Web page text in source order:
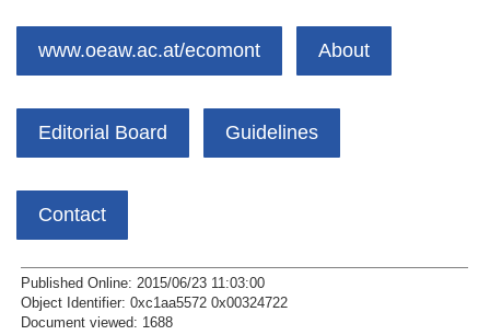
www.oeaw.ac.at/ecomont About
Editorial Board Guidelines
Contact
Published Online: 2015/06/23 11:03:00
Object Identifier: 0xc1aa5572 0x00324722
Document viewed: 1688